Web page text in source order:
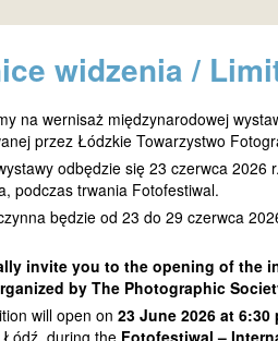
widzenia /
na wernisaż międzynarodowej
przez Łódzkie Towarzystwo
odbędzie się 23 czerwca
podczas trwania Fotofestiwal.
będzie od 23 do 29 czerwca
invite you to the opening of the
by The Photographic
will open on 23 June 2026 at 6:30
during the Fotofestiwal –